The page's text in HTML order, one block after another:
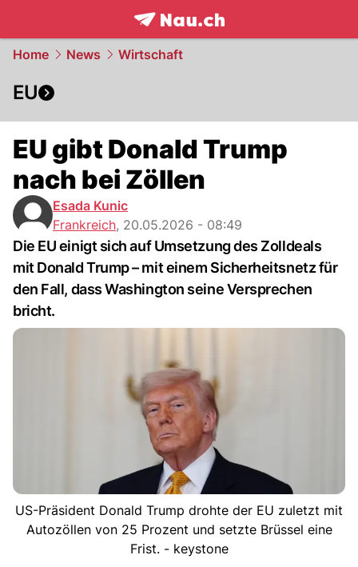
frontpage.NAU.ch
Home News Wirtschaft
EU
EU gibt Donald Trump
nach bei Zöllen
Esada Kunic
Frankreich, 20.05.2026 - 08:49
Die EU einigt sich auf Umsetzung des Zolldeals
mit Donald Trump – mit einem Sicherheitsnetz für
den Fall, dass Washington seine Versprechen
bricht.
US-Präsident Donald Trump drohte der EU zuletzt mit
Autozöllen von 25 Prozent und setzte Brüssel eine
Frist. - keystone